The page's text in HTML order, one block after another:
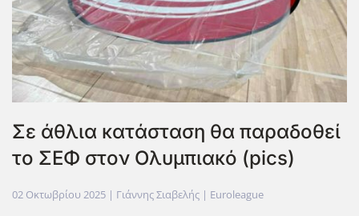
Σε άθλια κατάσταση θα παραδοθεί
το ΣΕΦ στον Ολυμπιακό (pics)
02 Οκτωβρίου 2025 | Γιάννης Σιαβελής | Euroleague